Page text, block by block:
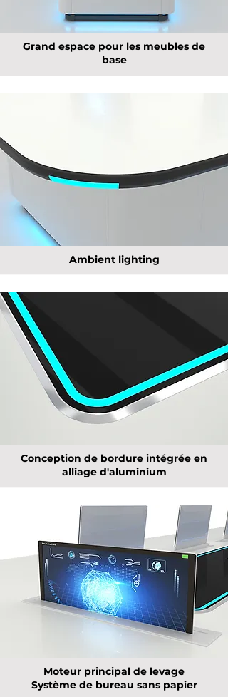
Grand espace pour les meubles de
base
Ambient lighting
Conception de bordure intégrée en
alliage d'aluminium
Moteur principal de levage
Système de bureau sans papier